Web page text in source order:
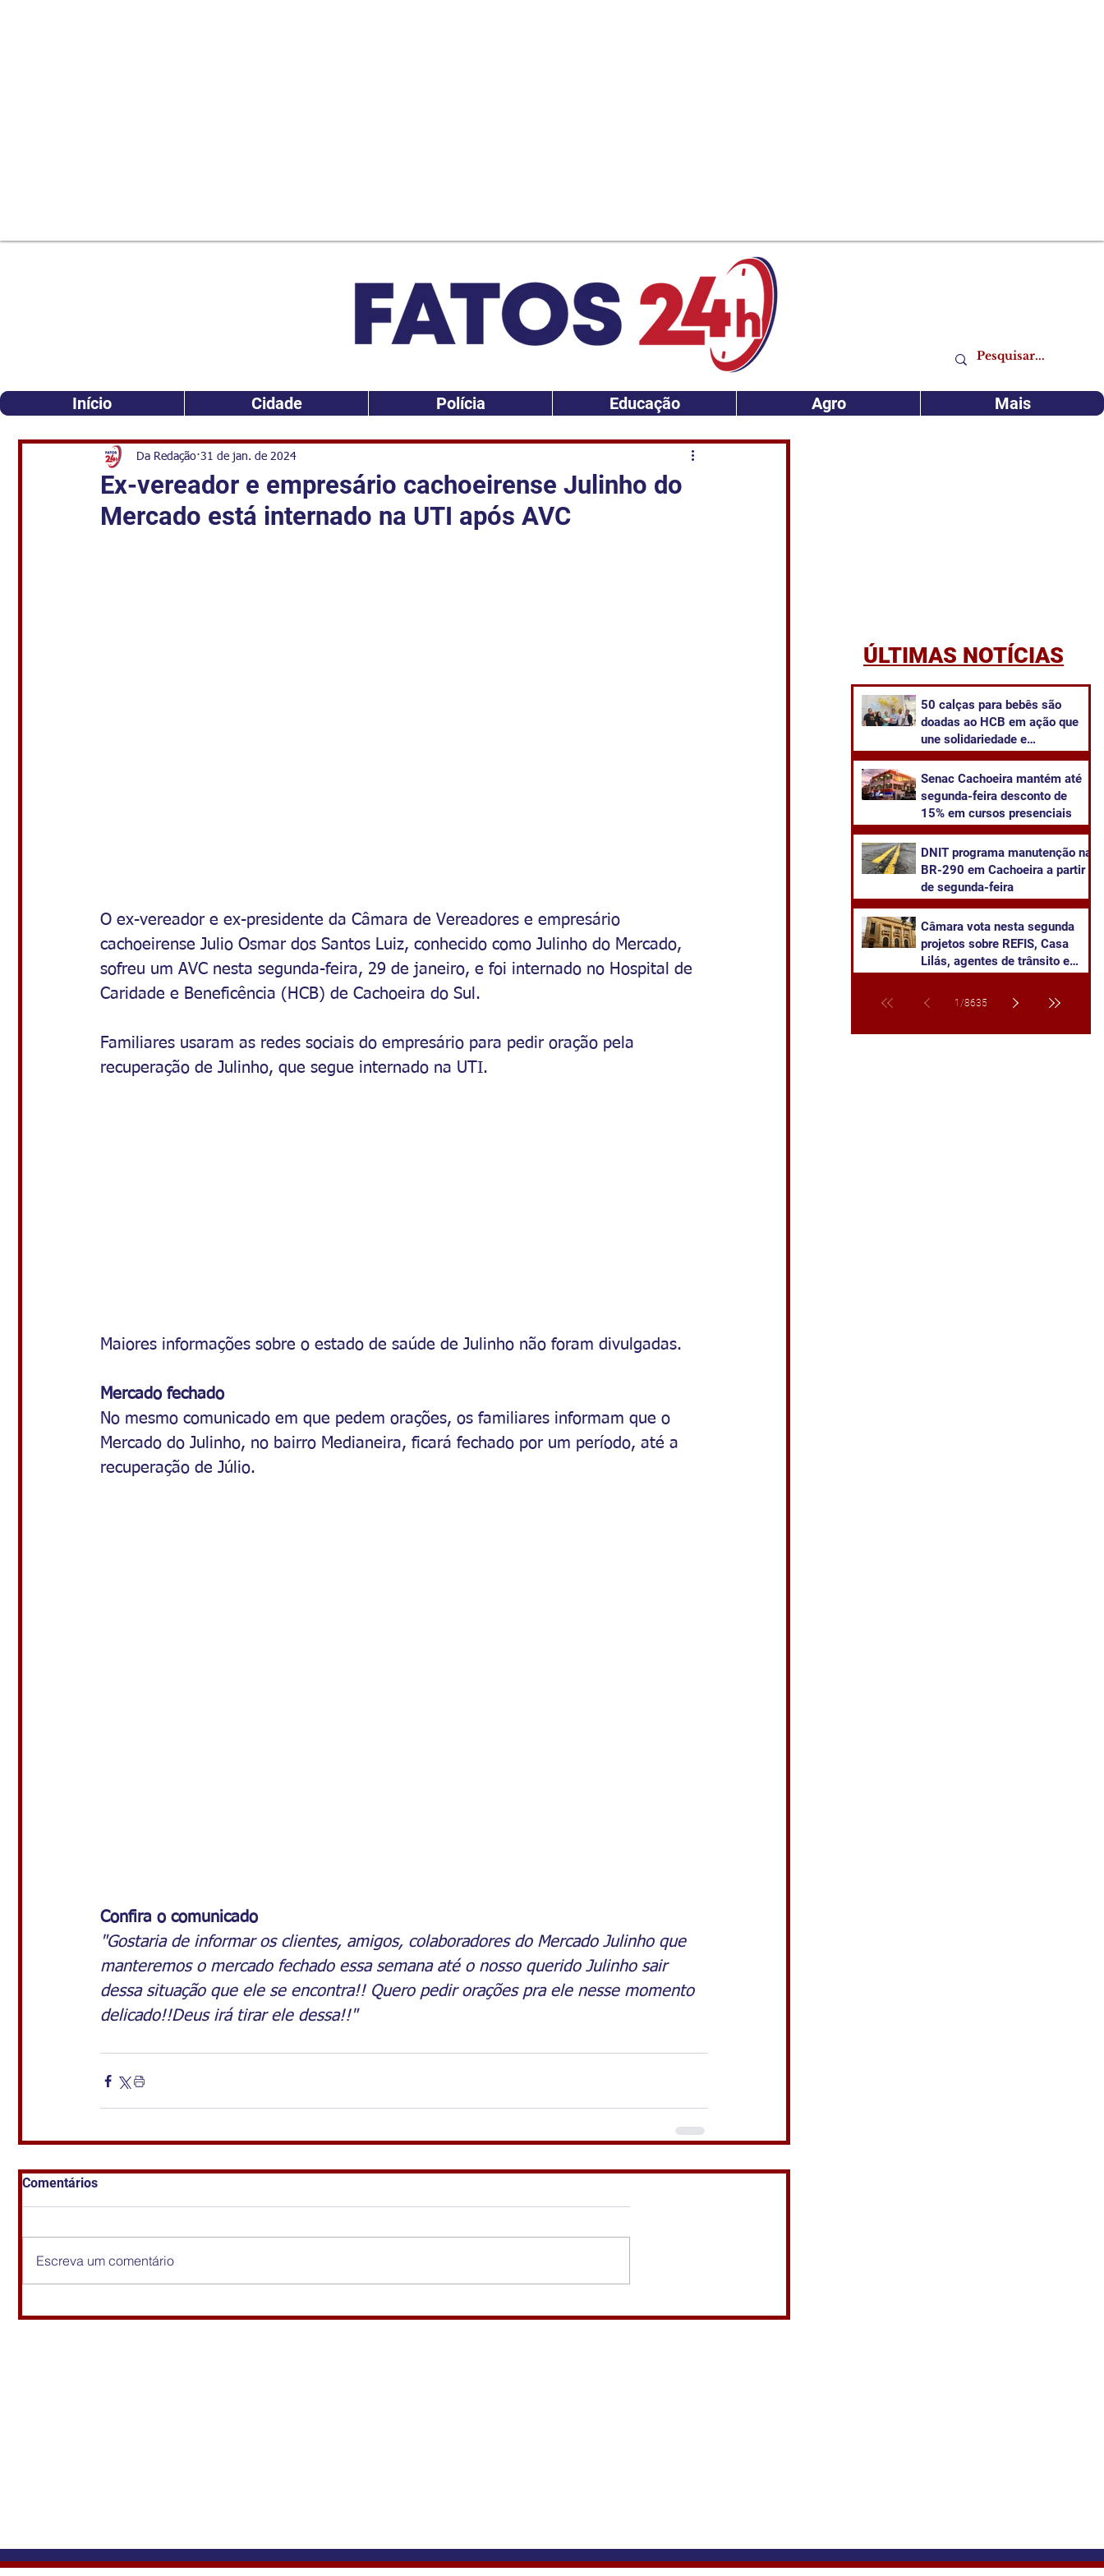
Início Cidade Polícia Educação Agro Mais
Ex-vereador e empresário cachoeirense Julinho do
Mercado está internado na UTI após AVC
Da Redação 31 de jan. de 2024
O ex-vereador e ex-presidente da Câmara de Vereadores e empresário
cachoeirense Julio Osmar dos Santos Luiz, conhecido como Julinho do Mercado,
sofreu um AVC nesta segunda-feira, 29 de janeiro, e foi internado no Hospital de
Caridade e Beneficência (HCB) de Cachoeira do Sul.
Familiares usaram as redes sociais do empresário para pedir oração pela
recuperação de Julinho, que segue internado na UTI.
Maiores informações sobre o estado de saúde de Julinho não foram divulgadas.
Mercado fechado
No mesmo comunicado em que pedem orações, os familiares informam que o
Mercado do Julinho, no bairro Medianeira, ficará fechado por um período, até a
recuperação de Júlio.
Confira o comunicado
"Gostaria de informar os clientes, amigos, colaboradores do Mercado Julinho que
manteremos o mercado fechado essa semana até o nosso querido Julinho sair
dessa situação que ele se encontra!! Quero pedir orações pra ele nesse momento
delicado!!Deus irá tirar ele dessa!!"
Comentários
Escreva um comentário
ÚLTIMAS NOTÍCIAS
50 calças para bebês são
doadas ao HCB em ação que
une solidariedade e
Senac Cachoeira mantém até
segunda-feira desconto de
15% em cursos presenciais
DNIT programa manutenção na
BR-290 em Cachoeira a partir
de segunda-feira
Câmara vota nesta segunda
projetos sobre REFIS, Casa
Lilás, agentes de trânsito e
1 /8635